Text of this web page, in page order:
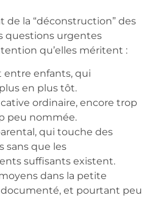
de la “déconstruction” des
questions urgentes
qu’elles méritent :
entre enfants, qui
en plus tôt.
ordinaire, encore trop
peu nommée.
qui touche des
sans que les
suffisants existent.
dans la petite
documenté, et pourtant peu